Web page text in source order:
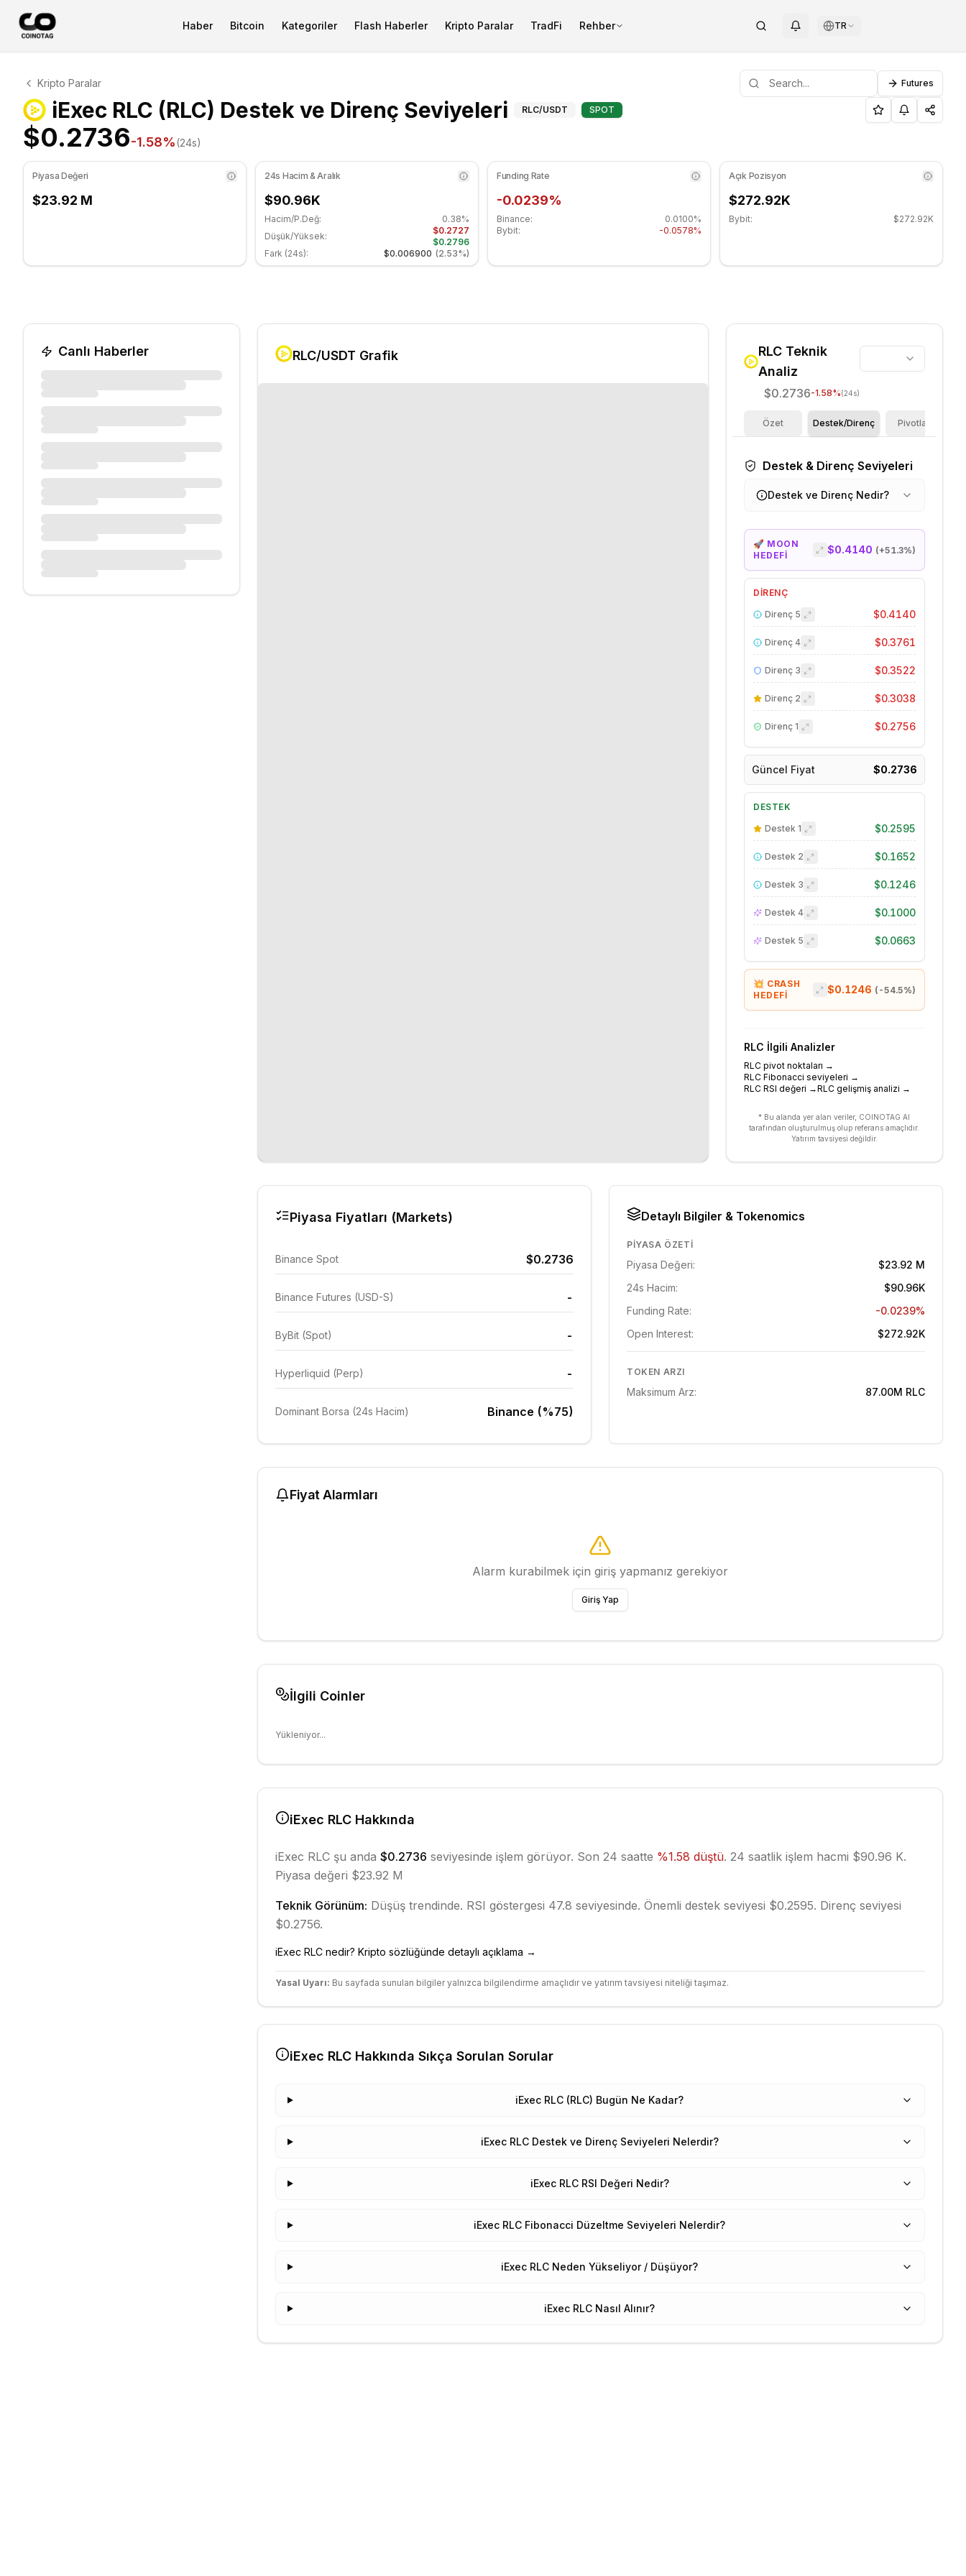
Haber Bitcoin Kategoriler Flash Haberler Kripto Paralar TradFi Rehber TR
iExec RLC Teknik Analizi
iExec RLC şu anda $0.2736 seviyesinde işlem görüyor. RSI göstergesi 47.78 seviyesinde nötr bölgede. Günlük trend düşüş yönünde. Önemli destek seviyesi: $0.2729,
Kripto Paralar Futures
iExec RLC (RLC) Destek ve Direnç Seviyeleri iExec RLC (RLC) Destek ve Direnç
RLC/USDT SPOT
$0.2736-1.58%(24s)
Piyasa Değeri
$23.92 M
24s Hacim & Aralık
$90.96K
Hacim/P.Değ:
0.38%
Düşük/Yüksek:
$0.2727
$0.2796
Fark (24s):
$0.006900 (2.53%)
Funding Rate
-0.0239%
Binance:
0.0100%
Bybit:
-0.0578%
Açık Pozisyon
$272.92K
Bybit: $272.92K
Canlı Haberler RLC/USDT Grafik RLCTeknik
Analiz
$0.2736-1.58%(24s)
Özet Destek/Direnç Pivotlar
Destek & Direnç Seviyeleri
Destek ve Direnç Nedir?
🚀 MOON
HEDEFİ
$0.4140 (+51.3%)
DIRENÇ
Direnç 5 $0.4140
Direnç 4 $0.3761
Direnç 3 $0.3522
Direnç 2 $0.3038
Direnç 1 $0.2756
Güncel Fiyat $0.2736
DESTEK
Destek 1 $0.2595
Destek 2 $0.1652
Destek 3 $0.1246
Destek 4 $0.1000
Destek 5 $0.0663
💥 CRASH
HEDEFİ
$0.1246 ( -54.5%)
RLC İlgili Analizler
RLC pivot noktaları →
RLC Fibonacci seviyeleri →
RLC RSI değeri →RLC gelişmiş analizi →
* Bu alanda yer alan veriler, COINOTAG AI
tarafından oluşturulmuş olup referans amaçlıdır.
Yatırım tavsiyesi değildir.
Piyasa Fiyatları (Markets)
Binance Spot $0.2736
Binance Futures (USD-S) -
ByBit (Spot) -
Hyperliquid (Perp) -
Dominant Borsa (24s Hacim) Binance (%75)
Detaylı Bilgiler & Tokenomics
PIYASA ÖZETI
Piyasa Değeri:
$23.92 M
24s Hacim:
$90.96K
Funding Rate:
-0.0239%
Open Interest:
$272.92K
TOKEN ARZI
Maksimum Arz: 87.00M RLC
Fiyat Alarmları
Alarm kurabilmek için giriş yapmanız gerekiyor
Giriş Yap
İlgili Coinler
Yükleniyor...
iExec RLCHakkında
iExec RLCşu anda $0.2736 seviyesinde işlem görüyor. Son 24 saatte %1.58 düştü. 24 saatlik işlem hacmi $90.96 K.
Piyasa değeri $23.92 M
Teknik Görünüm: Düşüştrendinde. RSI göstergesi 47.8 seviyesinde. Önemli destek seviyesi $0.2595. Direnç seviyesi
$0.2756.
iExec RLCnedir? Kripto sözlüğünde detaylı açıklama →
Yasal Uyarı: Bu sayfada sunulan bilgiler yalnızca bilgilendirme amaçlıdır ve yatırım tavsiyesi niteliği taşımaz.
iExec RLCHakkında Sıkça Sorulan Sorular
iExec RLC (RLC) Bugün Ne Kadar?
iExec RLC Destek ve Direnç Seviyeleri Nelerdir?
iExec RLC RSI Değeri Nedir?
iExec RLC Fibonacci Düzeltme Seviyeleri Nelerdir?
iExec RLC Neden Yükseliyor / Düşüyor?
iExec RLC Nasıl Alınır?